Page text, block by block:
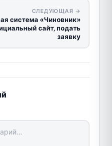
СЛЕДУЮЩАЯ →
система «Чиновник»
сайт, подать
заявку